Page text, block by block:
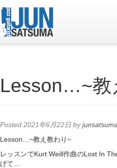
Live Schedule
Photo
Contact
Lesson…~教
Posted 2021年6月22日 byjunsatsuma
Lesson…~教え教わり~
レッスンでKurt Weill作曲のLost In
げて…